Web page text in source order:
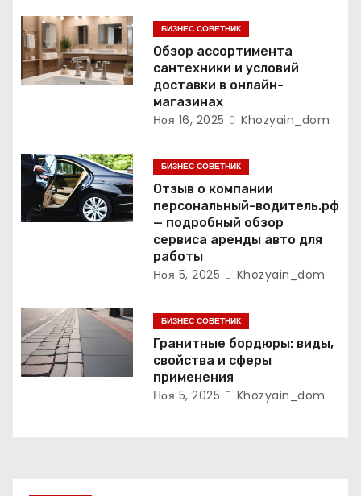
з
а
п
с
я
м
БИЗНЕС СОВЕТНИК
Обзор ассортимента
сантехники и условий
доставки в онлайн-
магазинах
Ноя 16, 2025 Khozyain_dom
БИЗНЕС СОВЕТНИК
Отзыв о компании
персональный-водитель.рф
— подробный обзор
сервиса аренды авто для
работы
Ноя 5, 2025 Khozyain_dom
БИЗНЕС СОВЕТНИК
Гранитные бордюры: виды,
свойства и сферы
применения
Ноя 5, 2025 Khozyain_dom